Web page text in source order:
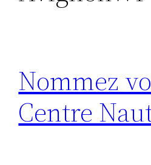
Nommez
Centre